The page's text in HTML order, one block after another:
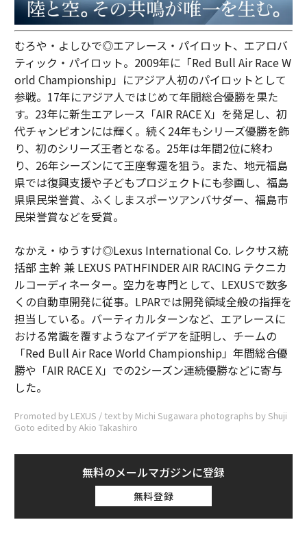
むろや・よしひで◎エアレース・パイロット、エアロバ
ティック・パイロット。2009年に「Red Bull Air Race W
orld Championship」にアジア人初のパイロットとして
参戦。17年にアジア人ではじめて年間総合優勝を果た
す。23年に新生エアレース「AIR RACE X」を発足し、初
代チャンピオンには輝く。続く24年もシリーズ優勝を飾
り、初のシリーズ王者となる。25年は年間2位に終わ
り、26年シーズンにて王座奪還を狙う。また、地元福島
県では復興支援や子どもプロジェクトにも参画し、福島
県県民栄誉賞、ふくしまスポーツアンバサダー、福島市
民栄誉賞などを受賞。
なかえ・ゆうすけ◎Lexus International Co. レクサス統
括部 主幹 兼 LEXUS PATHFINDER AIR RACING テクニカ
ルコーディネーター。空力を専門として、LEXUSで数多
くの自動車開発に従事。LPARでは開発領域全般の指揮を
担当している。バーティカルターンなど、エアレースに
おける常識を覆すようなアイデアを証明し、チームの
「Red Bull Air Race World Championship」年間総合優
勝や「AIR RACE X」での2シーズン連続優勝などに寄与
した。
Promoted by LEXUS / text by Michi Sugawara photographs by Shuji
Goto edited by Akio Takashiro
無料のメールマガジンに登録
無料登録